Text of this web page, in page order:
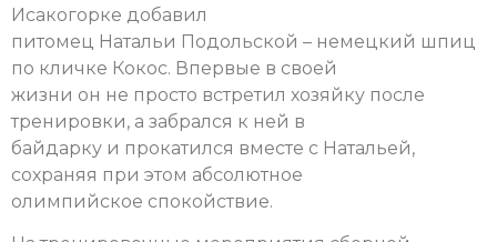
Исакогорке добавил
питомец Натальи Подольской – немецкий шпиц
по кличке Кокос. Впервые в своей
жизни он не просто встретил хозяйку после
тренировки, а забрался к ней в
байдарку и прокатился вместе с Натальей,
сохраняя при этом абсолютное
олимпийское спокойствие.